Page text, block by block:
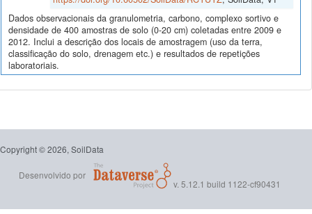
Dados observacionais da granulometria, carbono, complexo sortivo e
densidade de 400 amostras de solo (0-20 cm) coletadas entre 2009 e
2012. Inclui a descrição dos locais de amostragem (uso da terra,
classificação do solo, drenagem etc.) e resultados de repetições
laboratoriais.
Copyright © 2026, SoilData
Desenvolvido por
v. 5.12.1 build 1122-cf90431